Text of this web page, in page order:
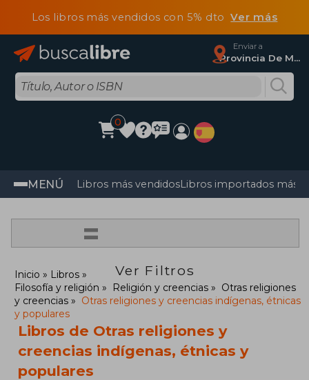
Los libros más vendidos con 5% dtoVer más
Enviar a
Provincia De Madrid
0
MENÚ Libros más vendidosLibros importados más
=
Ver Filtros
Inicio
Libros
Filosofía y religión
Religión y creencias
Otras religiones
y creencias
Otras religiones y creencias indígenas, étnicas
y populares
Libros de Otras religiones y
creencias indígenas, étnicas y
populares